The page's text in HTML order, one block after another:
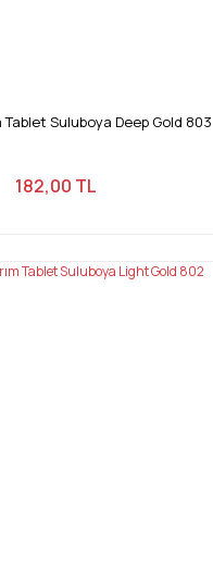
Tablet Suluboya Deep Gold 803
182,00 TL